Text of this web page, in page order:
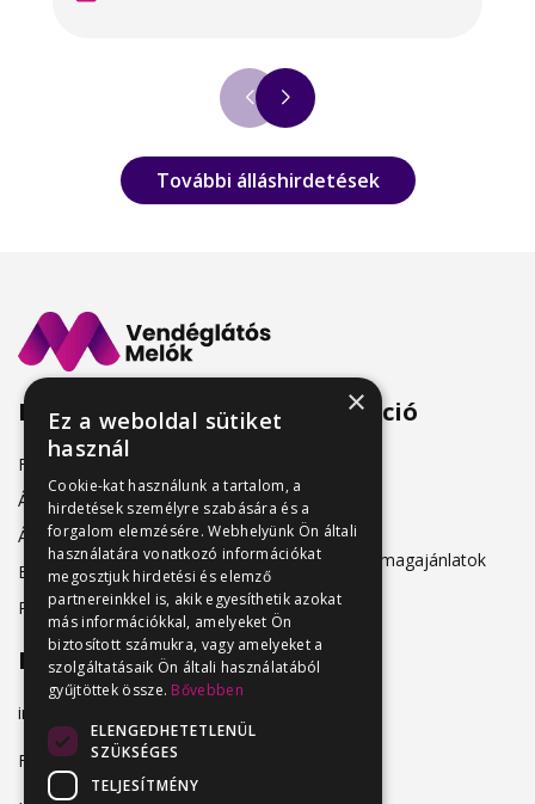
További álláshirdetések
Menü
Friss állásajánlatok
Álláshirdetőknek
Álláskeresőknek
Belépés
Regisztráció
Információ
Adatkezelés
Hirdetési csomagajánlatok
Elérhetőség
info@vendeglatosmelok.hu
Facebook
×
Ez a weboldal sütiket
használ
Cookie-kat használunk a tartalom, a
hirdetések személyre szabására és a
forgalom elemzésére. Webhelyünk Ön általi
használatára vonatkozó információkat
megosztjuk hirdetési és elemző
partnereinkkel is, akik egyesíthetik azokat
más információkkal, amelyeket Ön
biztosított számukra, vagy amelyeket a
szolgáltatásaik Ön általi használatából
gyűjtöttek össze. Bővebben
ELENGEDHETETLENÜL
SZÜKSÉGES
TELJESÍTMÉNY